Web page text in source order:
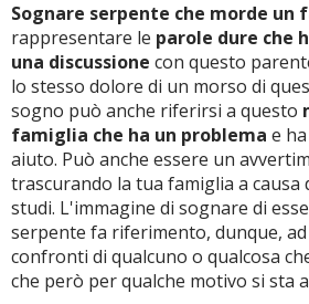
Sognare serpente che morde un
rappresentare le parole dure che
una discussione con questo
lo stesso dolore di un morso di
sogno può anche riferirsi a questo
famiglia che ha un problema e
aiuto. Può anche essere un
trascurando la tua famiglia a causa
studi. L'immagine di sognare di
serpente fa riferimento, dunque,
confronti di qualcuno o qualcosa
che però per qualche motivo si sta